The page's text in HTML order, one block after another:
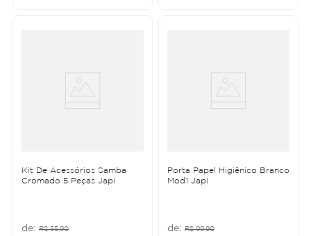
Kit De Acessórios Samba
Cromado 5 Peças Japi
R$ 55,90
Porta Papel Higiênico Branco
Mod1 Japi
R$ 99,90